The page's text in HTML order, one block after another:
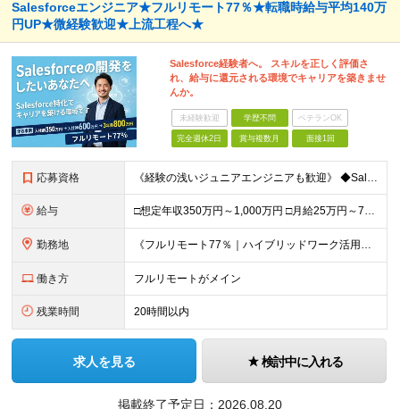
Salesforceエンジニア★フルリモート77％★転職時給与平均140万
円UP★微経験歓迎★上流工程へ★
Salesforce経験者へ。 スキルを正しく評価さ
れ、給与に還元される環境でキャリアを築きませ
んか。
未経験歓迎 学歴不問 ベテランOK
完全週休2日 賞与複数月 面接1回
応募資格 《経験の浅いジュニアエンジニアも歓迎》 ◆Salesforceによる開発の実務経験（実務経験1年以上） ◆学歴不問 ▽歓迎要件 ※必須ではありません ・PM経験のある方、Apex／LWCの開発経験が
給与 □想定年収350万円～1,000万円 □月給25万円～75万円＋単価連動のインセンティブ＋賞与（年2回） ※月給にはみなし残業代（月20時間分／33,186円～）を含みます。超過分は全額支給 ▽試用
勤務地 《フルリモート77％｜ハイブリッドワーク活用中》 東京都23区・大阪府を中心とした各プロジェクト先となります 《本社》高知県高知市本町2-4-30-905 (変更の範囲)上記を除く当社関連勤務地
働き方 フルリモートがメイン
残業時間 20時間以内
求人を見る 検討中に入れる
掲載終了予定日： 2026.08.20